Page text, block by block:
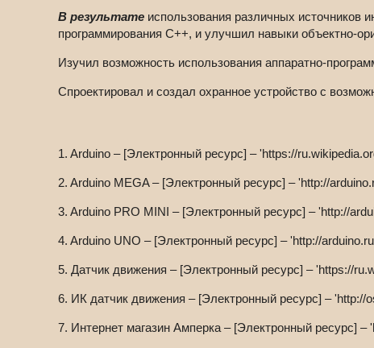
В результате использования различных источников
программирования C++, и улучшил навыки объектно-
Изучил возможность использования аппаратно-
Спроектировал и создал охранное устройство с
1. Arduino – [Электронный ресурс] – 'https://
2. Arduino MEGA – [Электронный ресурс] – 'http://
3. Arduino PRO MINI – [Электронный ресурс] – 'http://
4. Arduino UNO – [Электронный ресурс] – 'http://
5. Датчик движения – [Электронный ресурс] – 'https://
6. ИК датчик движения – [Электронный ресурс] –
7. Интернет магазин Амперка – [Электронный ресурс] –